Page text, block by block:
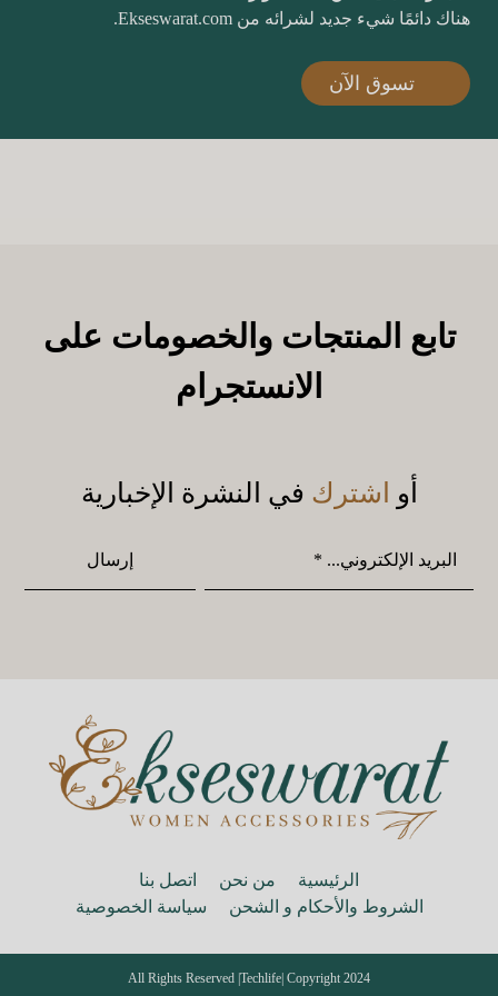
هناك دائمًا شيء جديد لشرائه من Ekseswarat.com.
تسوق الآن
تابع المنتجات والخصومات على
الانستجرام
أو اشترك في النشرة الإخبارية
الرئيسية من نحن
اتصل بنا
الشروط والأحكام و الشحن
سياسة الخصوصية
Copyright 2024 |
Techlife